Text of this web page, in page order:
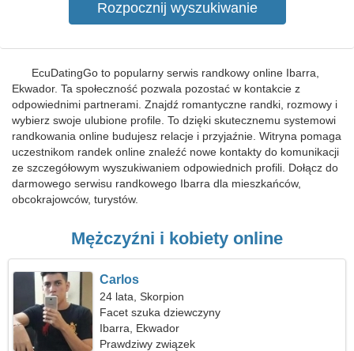
EcuDatingGo to popularny serwis randkowy online Ibarra,
Ekwador. Ta społeczność pozwala pozostać w kontakcie z
odpowiednimi partnerami. Znajdź romantyczne randki, rozmowy i
wybierz swoje ulubione profile. To dzięki skutecznemu systemowi
randkowania online budujesz relacje i przyjaźnie. Witryna pomaga
uczestnikom randek online znaleźć nowe kontakty do komunikacji
ze szczegółowym wyszukiwaniem odpowiednich profili. Dołącz do
darmowego serwisu randkowego Ibarra dla mieszkańców,
obcokrajowców, turystów.
Mężczyźni i kobiety online
Carlos
24 lata, Skorpion
Facet szuka dziewczyny
Ibarra, Ekwador
Prawdziwy związek